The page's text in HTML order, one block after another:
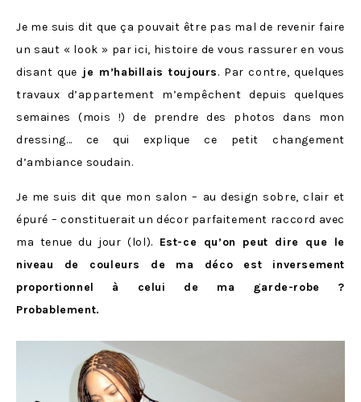
Je me suis dit que ça pouvait être pas mal de revenir faire
un saut « look » par ici, histoire de vous rassurer en vous
disant que je m’habillais toujours. Par contre, quelques
travaux d’appartement m’empêchent depuis quelques
semaines (mois !) de prendre des photos dans mon
dressing… ce qui explique ce petit changement
d’ambiance soudain.
Je me suis dit que mon salon – au design sobre, clair et
épuré – constituerait un décor parfaitement raccord avec
ma tenue du jour (lol). Est-ce qu’on peut dire que le
niveau de couleurs de ma déco est inversement
proportionnel à celui de ma garde-robe ?
Probablement.